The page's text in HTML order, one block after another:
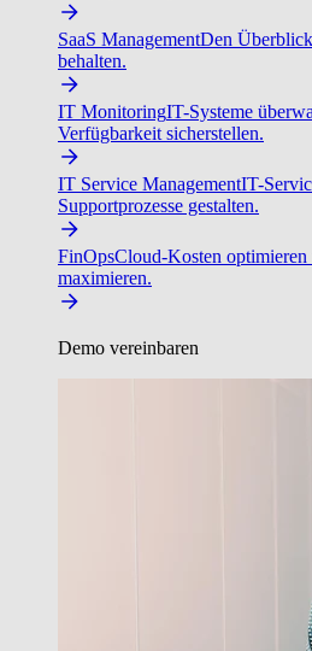
SaaS ManagementDen
behalten.
IT MonitoringIT-Systeme
Verfügbarkeit sicherstellen.
IT Service ManagementIT-
Supportprozesse gestalten.
FinOpsCloud-Kosten optimieren
maximieren.
Demo vereinbaren